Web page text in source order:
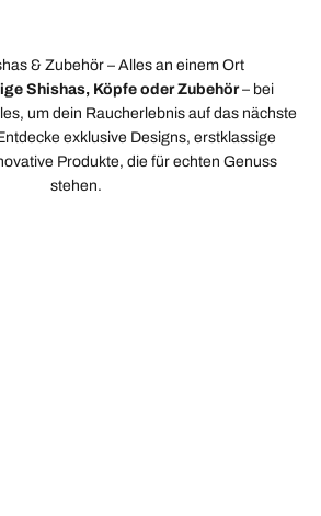
& Zubehör – Alles an einem Ort
Shishas, Köpfe oder Zubehör– bei
um dein Raucherlebnis auf das nächste
exklusive Designs, erstklassige
Produkte, die für echten Genuss
stehen.